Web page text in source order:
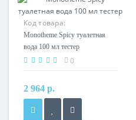
Код товара:
Monotheme Spicy туалетная
вода 100 мл тестер
0
2 964 р.